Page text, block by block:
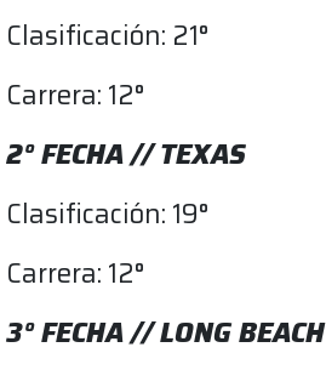
Clasificación: 21°
Carrera: 12°
2° FECHA // TEXAS
Clasificación: 19°
Carrera: 12°
3° FECHA // LONG BEACH